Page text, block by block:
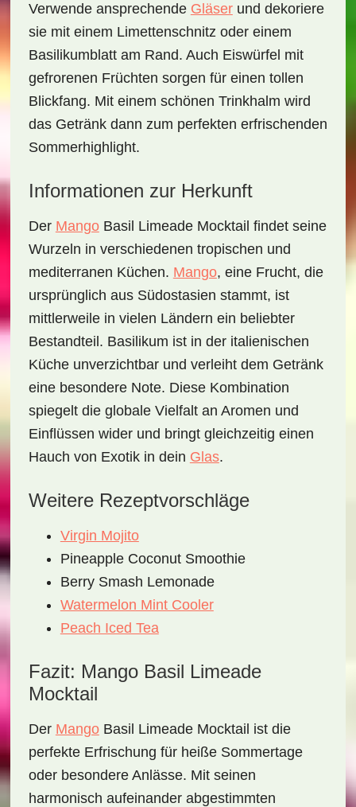
Verwende ansprechende Gläserund dekoriere
sie mit einem Limettenschnitzoder einem
Basilikumblattam Rand. Auch Eiswürfel mit
gefrorenen Früchten sorgen für einen tollen
Blickfang. Mit einem schönen Trinkhalm wird
das Getränk dann zum perfekten erfrischenden
Sommerhighlight.
Informationen zur Herkunft
Der MangoBasil Limeade Mocktail findet seine
Wurzeln in verschiedenen tropischen und
mediterranen Küchen. Mango, eine Frucht, die
ursprünglich aus Südostasien stammt, ist
mittlerweile in vielen Ländern ein beliebter
Bestandteil. Basilikum ist in der italienischen
Küche unverzichtbar und verleiht dem Getränk
eine besondere Note. Diese Kombination
spiegelt die globale Vielfalt an Aromen und
Einflüssen wider und bringt gleichzeitig einen
Hauch von Exotik in dein Glas.
Weitere Rezeptvorschläge
Virgin Mojito
Pineapple Coconut Smoothie
Berry Smash Lemonade
Watermelon Mint Cooler
Peach Iced Tea
Fazit: Mango Basil Limeade
Mocktail
Der MangoBasil Limeade Mocktail ist die
perfekte Erfrischung für heiße Sommertage
oder besondere Anlässe. Mit seinen
harmonisch aufeinander abgestimmten